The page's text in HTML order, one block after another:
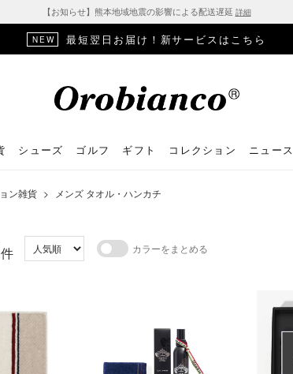
【お知らせ】熊本地域地震の影響による配送遅延 詳細
NEW 最短翌日お届け！新サービスはこちら
シューズ ゴルフ ギフト コレクション ニュース
ン雑貨 > メンズ タオル・ハンカチ
件 カラーをまとめる